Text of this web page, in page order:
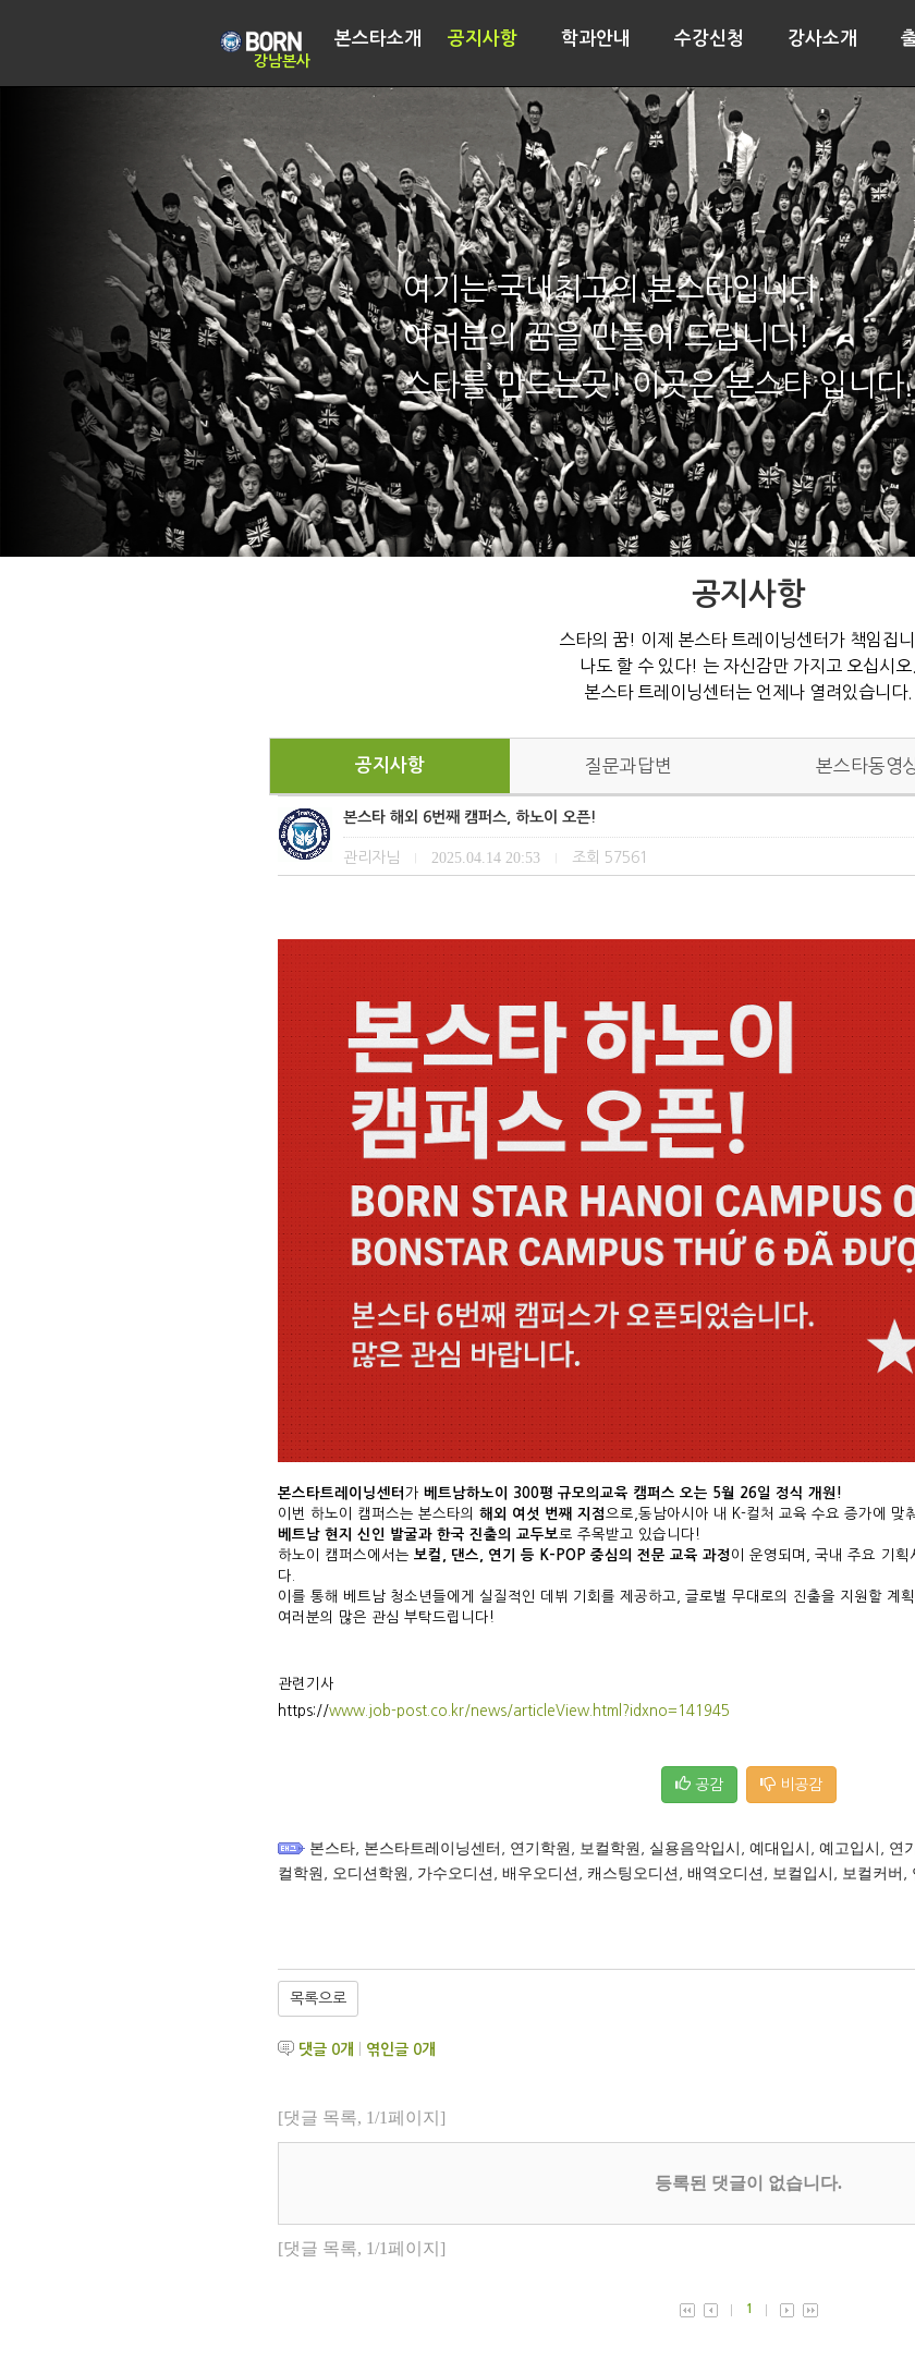
강남본사
본스타소개 공지사항 학과안내 수강신청 강사소개
여기는 국내최고의 본스타입니다.
여러분의 꿈을 만들어 드립니다!
스타를 만드는곳! 이곳은 본스타 입니다.
공지사항
스타의 꿈! 이제 본스타 트레이닝센터가 책임집
나도 할 수 있다! 는 자신감만 가지고 오십시오.
본스타 트레이닝센터는 언제나 열려있습니다.
공지사항 질문과답변 본스타동영
본스타 해외 6번째 캠퍼스, 하노이 오픈!
관리자님 2025.04.14 20:53 조회 57561
본스타트레이닝센터 가 베트남하노이 300평 규모의 교육 캠퍼스 오는 5월 26일 정식 개원!
이번 하노이 캠퍼스는 본스타의 해외 여섯 번째 지점으로 동남아시아 내 K-컬처 교육 수요 증가에 맞
베트남 현지 신인 발굴과 한국 진출의 교두보로 주목받고 있습니다!
하노이 캠퍼스에서는 보컬 댄스 연기 등 K-POP 중심의 전문 교육 과정 이 운영되며 ,국내 주요 기획
다
이를 통해 베트남 청소년들에게 실질적인 데뷔 기회를 제공하고
글로벌 무대로의 진출을 지원할 계
여러분의 많은 관심 부탁드립니다!
관련기사
https://www.job-post.co.kr/news/articleView.html?idxno=141945
공감 비공감
본스타, 본스타트레이닝센터 연기학원 보컬학원 실용음악입시 예대입시 예고입시 연기
컬학원
오디션학원 가수오디션 배우오디션 캐스팅오디션 배역오디션 보컬입시 보컬커버
목록으로
댓글 0개 엮인글 0개